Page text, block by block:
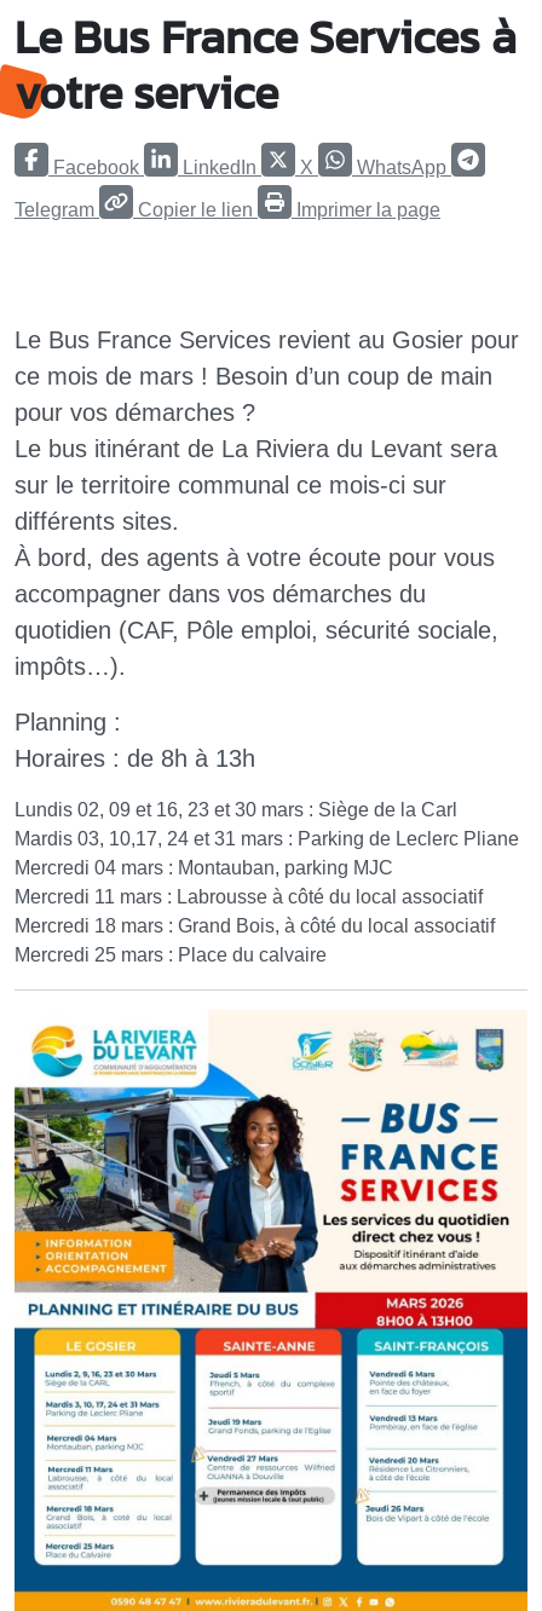
Le Bus France Services à
votre service
Facebook LinkedIn X WhatsApp
Telegram Copier le lien Imprimer la page
Le Bus France Services revient au Gosier pour
ce mois de mars ! Besoin d’un coup de main
pour vos démarches ?
Le bus itinérant de La Riviera du Levant sera
sur le territoire communal ce mois-ci sur
différents sites.
À bord, des agents à votre écoute pour vous
accompagner dans vos démarches du
quotidien (CAF, Pôle emploi, sécurité sociale,
impôts…).
Planning :
Horaires : de 8h à 13h
Lundis 02, 09 et 16, 23 et 30 mars : Siège de la Carl
Mardis 03, 10,17, 24 et 31 mars : Parking de Leclerc Pliane
Mercredi 04 mars : Montauban, parking MJC
Mercredi 11 mars : Labrousse à côté du local associatif
Mercredi 18 mars : Grand Bois, à côté du local associatif
Mercredi 25 mars : Place du calvaire